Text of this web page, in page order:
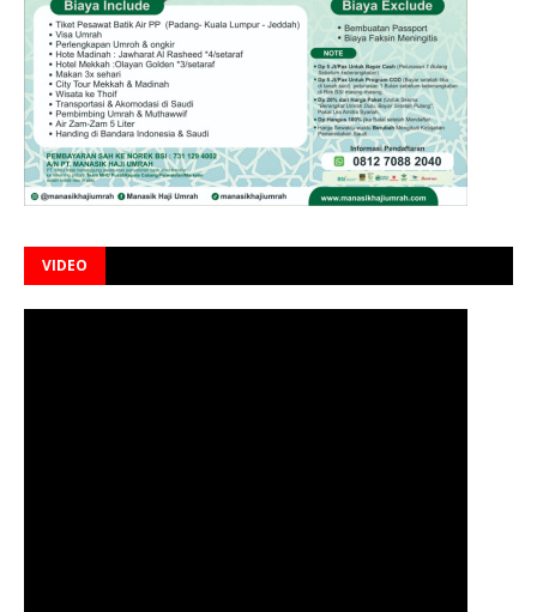
VIDEO